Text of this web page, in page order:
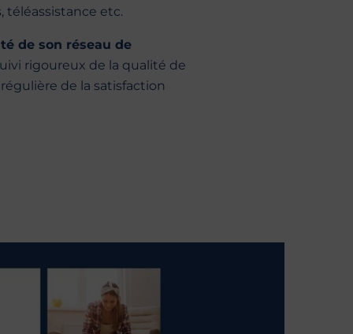
téléassistance etc.
de son réseau de
rigoureux de la qualité de
de la satisfaction